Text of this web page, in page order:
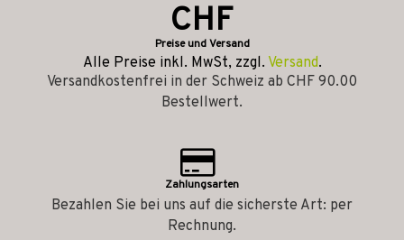
CHF
Preise und Versand
Alle Preise inkl. MwSt, zzgl. Versand.
Versandkostenfrei in der Schweiz ab CHF 90.00
Bestellwert.
Zahlungsarten
Bezahlen Sie bei uns auf die sicherste Art: per
Rechnung.